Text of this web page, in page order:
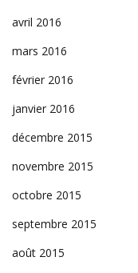
avril 2016
mars 2016
février 2016
janvier 2016
décembre 2015
novembre 2015
octobre 2015
septembre 2015
août 2015